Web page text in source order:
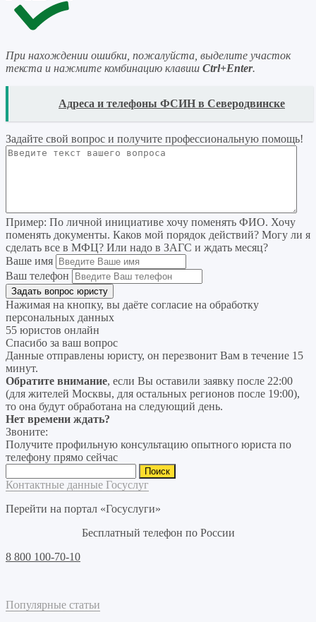
При нахождении ошибки, пожалуйста, выделите участок
текста и нажмите комбинацию клавиш Ctrl+Enter.
Адреса и телефоны ФСИН в Северодвинске
Задайте свой вопрос и получите профессиональную помощь!
Пример: По личной инициативе хочу поменять ФИО. Хочу
поменять документы. Каков мой порядок действий? Могу ли я
сделать все в МФЦ? Или надо в ЗАГС и ждать месяц?
Ваше имя
Ваш телефон
Нажимая на кнопку, вы даёте согласие на обработку
персональных данных
55 юристов онлайн
Спасибо за ваш вопрос
Данные отправлены юристу, он перезвонит Вам в течение 15
минут.
Обратите внимание, если Вы оставили заявку после 22:00
(для жителей Москвы, для остальных регионов после 19:00),
то она будут обработана на следующий день.
Нет времени ждать?
Звоните:
Получите профильную консультацию опытного юриста по
телефону прямо сейчас
Контактные данные Госуслуг
Перейти на портал «Госуслуги»
Бесплатный телефон по России
8 800 100-70-10
Популярные статьи